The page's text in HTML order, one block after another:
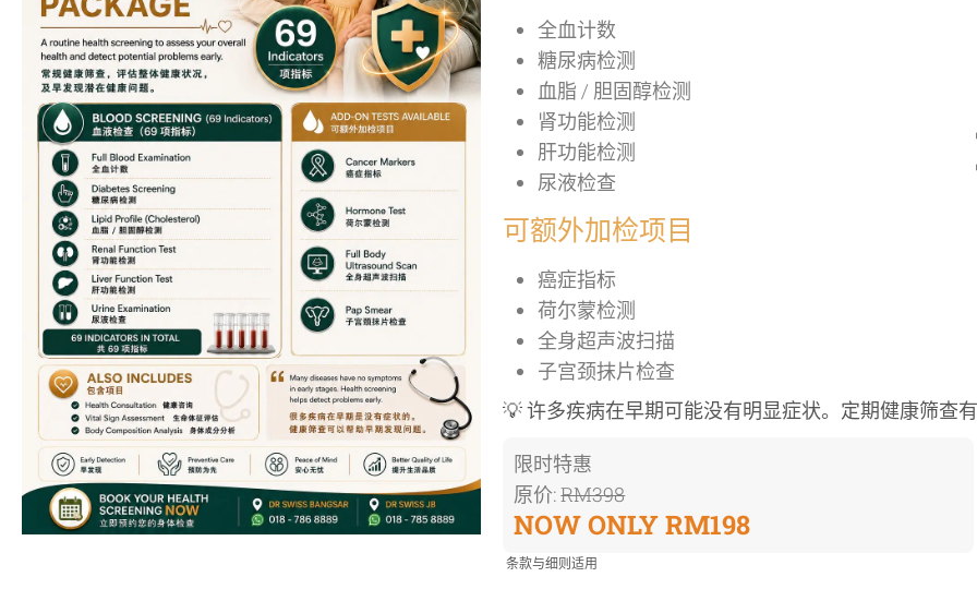
全血计数
糖尿病检测
血脂 / 胆固醇检测
肾功能检测
肝功能检测
尿液检查
可额外加检项目
癌症指标
荷尔蒙检测
全身超声波扫描
子宫颈抹片检查
💡 许多疾病在早期可能没有明显症状。定期健康筛查
限时特惠
原价:RM398
NOW ONLY RM198
条款与细则适用